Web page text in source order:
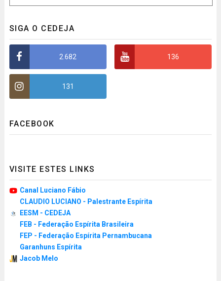
SIGA O CEDEJA
2.682 136
131
FACEBOOK
VISITE ESTES LINKS
Canal Luciano Fábio
CLAUDIO LUCIANO - Palestrante Espírita
EESM - CEDEJA
FEB - Federação Espírita Brasileira
FEP - Federação Espírita Pernambucana
Garanhuns Espírita
Jacob Melo